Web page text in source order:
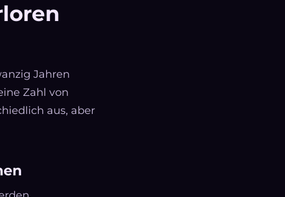
Jahren
Zahl von
aus, aber